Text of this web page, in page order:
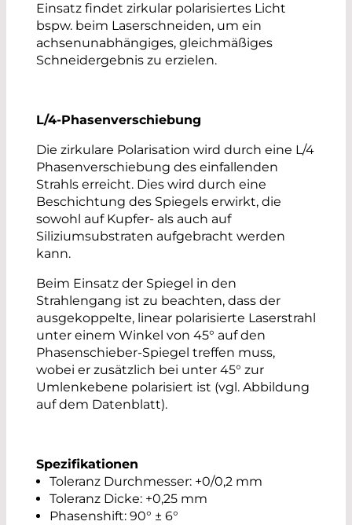
Einsatz findet zirkular polarisiertes Licht
bspw. beim Laserschneiden, um ein
achsenunabhängiges, gleichmäßiges
Schneidergebnis zu erzielen.
L/4-Phasenverschiebung
Die zirkulare Polarisation wird durch eine L/4
Phasenverschiebung des einfallenden
Strahls erreicht. Dies wird durch eine
Beschichtung des Spiegels erwirkt, die
sowohl auf Kupfer- als auch auf
Siliziumsubstraten aufgebracht werden
kann.
Beim Einsatz der Spiegel in den
Strahlengang ist zu beachten, dass der
ausgekoppelte, linear polarisierte Laserstrahl
unter einem Winkel von 45° auf den
Phasenschieber-Spiegel treffen muss,
wobei er zusätzlich bei unter 45° zur
Umlenkebene polarisiert ist (vgl. Abbildung
auf dem Datenblatt).
Spezifikationen
Toleranz Durchmesser: +0/0,2 mm
Toleranz Dicke: +0,25 mm
Phasenshift: 90° ± 6°